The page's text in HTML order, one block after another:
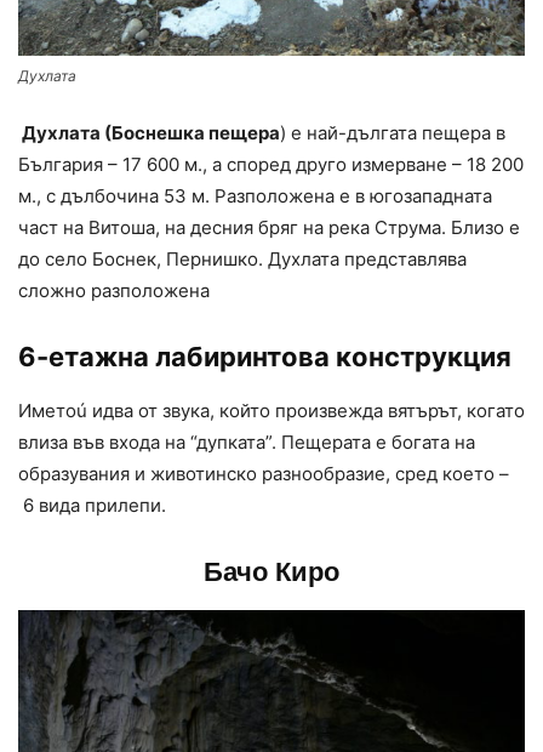
Духлата
Духлата (Боснешка пещера) е най-дългата пещера в
България – 17 600 м., а според друго измерване – 18 200
м., с дълбочина 53 м. Разположена е в югозападната
част на Витоша, на десния бряг на река Струма. Близо е
до село Боснек, Пернишко. Духлата представлява
сложно разположена
6-етажна лабиринтова конструкция
Иметоú идва от звука, който произвежда вятърът, когато
влиза във входа на “дупката”. Пещерата е богата на
образувания и животинско разнообразие, сред което –
6 вида прилепи.
Бачо Киро